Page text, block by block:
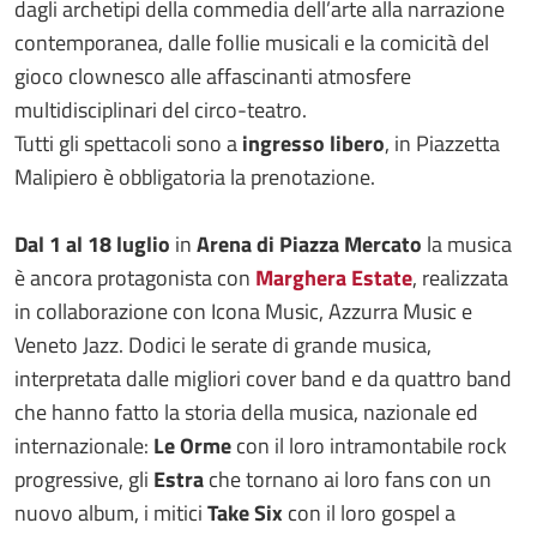
dagli archetipi della commedia dell’arte alla narrazione
contemporanea, dalle follie musicali e la comicità del
gioco clownesco alle affascinanti atmosfere
multidisciplinari del circo-teatro.
Tutti gli spettacoli sono aingresso libero, in Piazzetta
Malipiero è obbligatoria la prenotazione.
Dal 1 al 18 luglio inArena di Piazza Mercato la musica
è ancora protagonista con Marghera Estate, realizzata
in collaborazione con Icona Music, Azzurra Music e
Veneto Jazz. Dodici le serate di grande musica,
interpretata dalle migliori cover band e da quattro band
che hanno fatto la storia della musica, nazionale ed
internazionale: Le Ormecon il loro intramontabile rock
progressive, gli Estrache tornano ai loro fans con un
nuovo album, i miticiTake Six con il loro gospel a